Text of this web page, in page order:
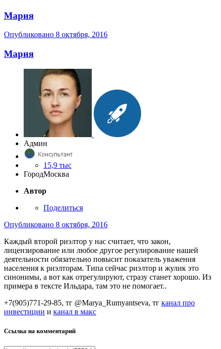
Мария
Опубликовано 8 октября, 2016
Мария
Админ
15,9 тыс
ГородМосква
Автор
Поделиться
Опубликовано 8 октября, 2016
Каждый второй риэлтор у нас считает, что закон,
лицензирование или любое другое регулирование нашей
деятельности обязательно повысит показатель уважения
населения к риэлторам. Типа сейчас риэлтор и жулик это
синонимы, а вот как отрегулируют, стразу станет хорошо. Из
примера в тексте Ильдара, там это не помогает..
+7(905)771-29-85, тг @Marya_Rumyantseva, тг канал про
инвестиции и канал в макс
Ссылка на комментарий